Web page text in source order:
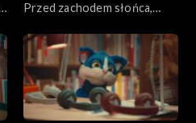
Przed zachodem słońca,